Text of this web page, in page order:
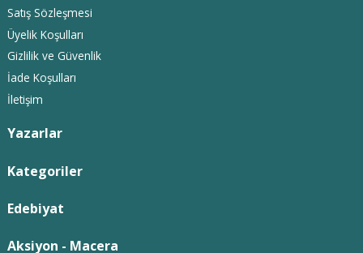
Satış Sözleşmesi
Üyelik Koşulları
Gizlilik ve Güvenlik
İade Koşulları
İletişim
Yazarlar
Kategoriler
Edebiyat
Aksiyon - Macera